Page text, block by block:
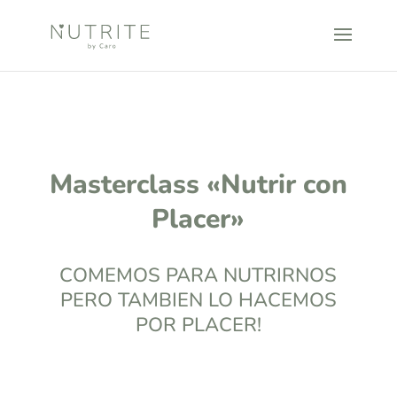
Masterclass «Nutrir con
Placer»
COMEMOS PARA NUTRIRNOS
PERO TAMBIEN LO HACEMOS
POR PLACER!